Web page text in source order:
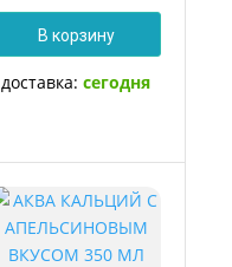
В корзину
доставка:сегодня